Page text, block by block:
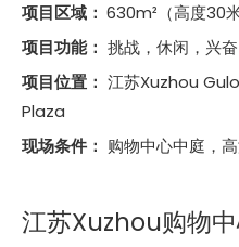
项目区域： 630m²（高度30米
项目功能： 挑战，休闲，兴奋
项目位置： 江苏Xuzhou
Plaza
现场条件： 购物中心中庭，
江苏Xuzhou购物